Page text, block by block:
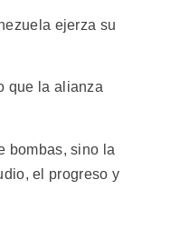
ejerza su
que la alianza
bombas, sino la
el progreso y